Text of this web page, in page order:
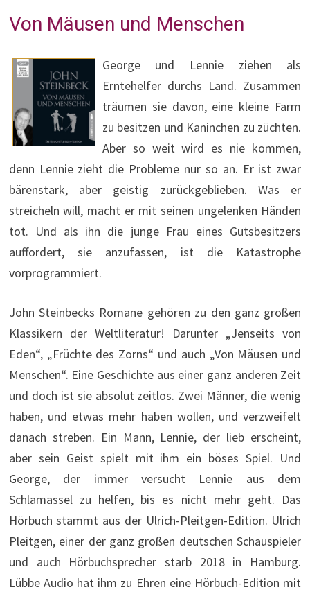
Von Mäusen und Menschen
George und Lennie ziehen als
Erntehelfer durchs Land. Zusammen
träumen sie davon, eine kleine Farm
zu besitzen und Kaninchen zu züchten.
Aber so weit wird es nie kommen,
denn Lennie zieht die Probleme nur so an. Er ist zwar
bärenstark, aber geistig zurückgeblieben. Was er
streicheln will, macht er mit seinen ungelenken Händen
tot. Und als ihn die junge Frau eines Gutsbesitzers
auffordert, sie anzufassen, ist die Katastrophe
vorprogrammiert.
John Steinbecks Romane gehören zu den ganz großen
Klassikern der Weltliteratur! Darunter „Jenseits von
Eden“, „Früchte des Zorns“ und auch „Von Mäusen und
Menschen“. Eine Geschichte aus einer ganz anderen Zeit
und doch ist sie absolut zeitlos. Zwei Männer, die wenig
haben, und etwas mehr haben wollen, und verzweifelt
danach streben. Ein Mann, Lennie, der lieb erscheint,
aber sein Geist spielt mit ihm ein böses Spiel. Und
George, der immer versucht Lennie aus dem
Schlamassel zu helfen, bis es nicht mehr geht. Das
Hörbuch stammt aus der Ulrich-Pleitgen-Edition. Ulrich
Pleitgen, einer der ganz großen deutschen Schauspieler
und auch Hörbuchsprecher starb 2018 in Hamburg.
Lübbe Audio hat ihm zu Ehren eine Hörbuch-Edition mit